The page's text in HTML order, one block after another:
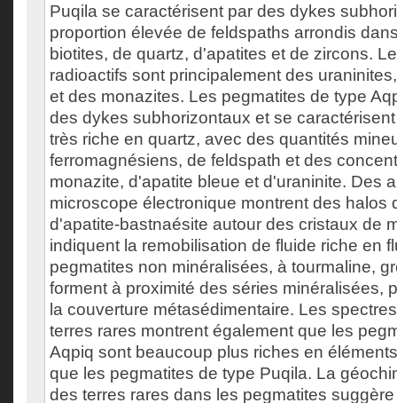
Puqila se caractérisent par des dykes
proportion élevée de feldspaths arrondis
biotites, de quartz, d'apatites et de zircons.
radioactifs sont principalement des
et des monazites. Les pegmatites de type
des dykes subhorizontaux et se
très riche en quartz, avec des quantités
ferromagnésiens, de feldspath et des
monazite, d'apatite bleue et d'uraninite. Des
microscope électronique montrent des halos
d'apatite-bastnaésite autour des cristaux de
indiquent la remobilisation de fluide riche en
pegmatites non minéralisées, à tourmaline,
forment à proximité des séries minéralisées,
la couverture métasédimentaire. Les
terres rares montrent également que les
Aqpiq sont beaucoup plus riches en
que les pegmatites de type Puqila. La
des terres rares dans les pegmatites